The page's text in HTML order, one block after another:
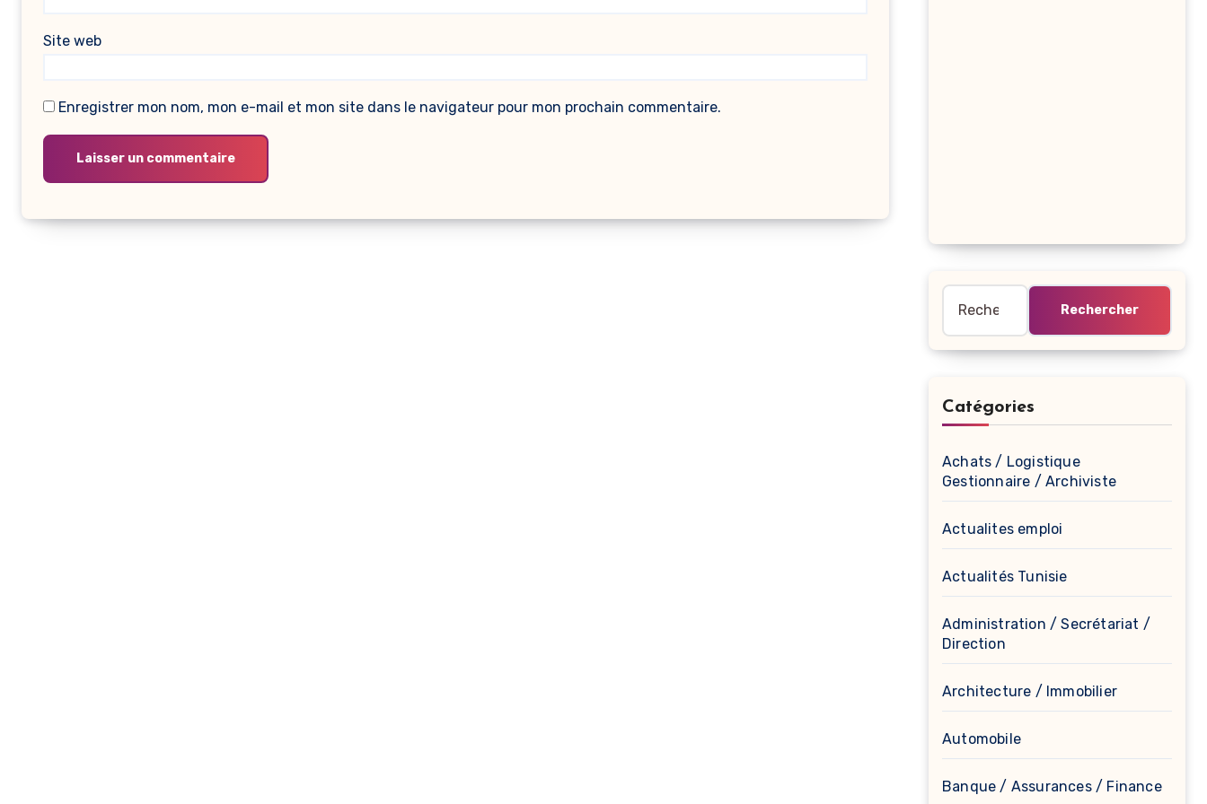
Site web
Enregistrer mon nom, mon e-mail et mon site dans le navigateur pour mon prochain commentaire.
Catégories
Achats / Logistique
Gestionnaire / Archiviste
Actualites emploi
Actualités Tunisie
Administration / Secrétariat /
Direction
Architecture / Immobilier
Automobile
Banque / Assurances / Finance